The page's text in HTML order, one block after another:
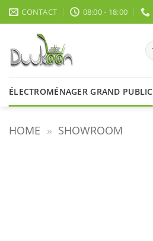
Passer
au
CONTACT 08:00 - 18:00
ÉLECTROMÉNAGER GRAND PUBLIC
HOME » SHOWROOM